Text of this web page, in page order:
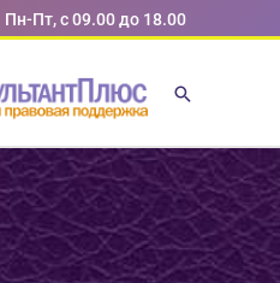
Пн-Пт, с 09.00 до 18.00